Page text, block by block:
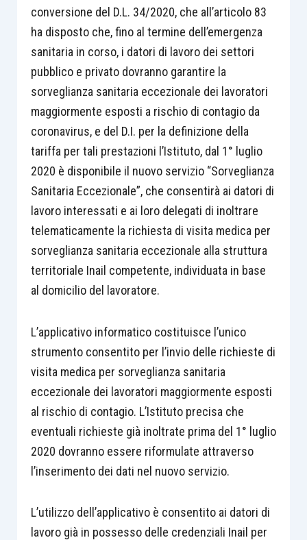
conversione del D.L. 34/2020, che all’articolo 83
ha disposto che, fino al termine dell’emergenza
sanitaria in corso, i datori di lavoro dei settori
pubblico e privato dovranno garantire la
sorveglianza sanitaria eccezionale dei lavoratori
maggiormente esposti a rischio di contagio da
coronavirus, e del D.I. per la definizione della
tariffa per tali prestazioni l’Istituto, dal 1° luglio
2020 è disponibile il nuovo servizio “Sorveglianza
Sanitaria Eccezionale”, che consentirà ai datori di
lavoro interessati e ai loro delegati di inoltrare
telematicamente la richiesta di visita medica per
sorveglianza sanitaria eccezionale alla struttura
territoriale Inail competente, individuata in base
al domicilio del lavoratore.
L’applicativo informatico costituisce l’unico
strumento consentito per l’invio delle richieste di
visita medica per sorveglianza sanitaria
eccezionale dei lavoratori maggiormente esposti
al rischio di contagio. L’Istituto precisa che
eventuali richieste già inoltrate prima del 1° luglio
2020 dovranno essere riformulate attraverso
l’inserimento dei dati nel nuovo servizio.
L’utilizzo dell’applicativo è consentito ai datori di
lavoro già in possesso delle credenziali Inail per